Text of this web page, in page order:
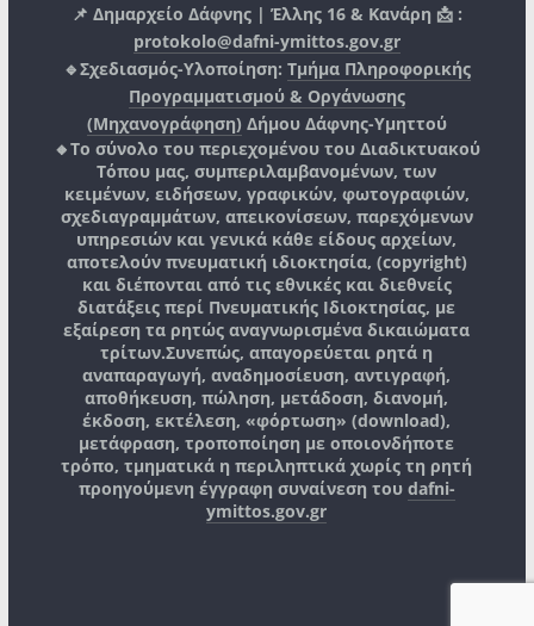
📌 Δημαρχείο Δάφνης | Έλλης 16 & Κανάρη 📩 :
protokolo@dafni-ymittos.gov.gr
🔹Σχεδιασμός-Υλοποίηση: Τμήμα Πληροφορικής
Προγραμματισμού & Οργάνωσης
(Μηχανογράφηση) Δήμου Δάφνης-Υμηττού
🔸Το σύνολο του περιεχομένου του Διαδικτυακού
Τόπου μας, συμπεριλαμβανομένων, των
κειμένων, ειδήσεων, γραφικών, φωτογραφιών,
σχεδιαγραμμάτων, απεικονίσεων, παρεχόμενων
υπηρεσιών και γενικά κάθε είδους αρχείων,
αποτελούν πνευματική ιδιοκτησία, (copyright)
και διέπονται από τις εθνικές και διεθνείς
διατάξεις περί Πνευματικής Ιδιοκτησίας, με
εξαίρεση τα ρητώς αναγνωρισμένα δικαιώματα
τρίτων.Συνεπώς, απαγορεύεται ρητά η
αναπαραγωγή, αναδημοσίευση, αντιγραφή,
αποθήκευση, πώληση, μετάδοση, διανομή,
έκδοση, εκτέλεση, «φόρτωση» (download),
μετάφραση, τροποποίηση με οποιονδήποτε
τρόπο, τμηματικά η περιληπτικά χωρίς τη ρητή
προηγούμενη έγγραφη συναίνεση του dafni-
ymittos.gov.gr